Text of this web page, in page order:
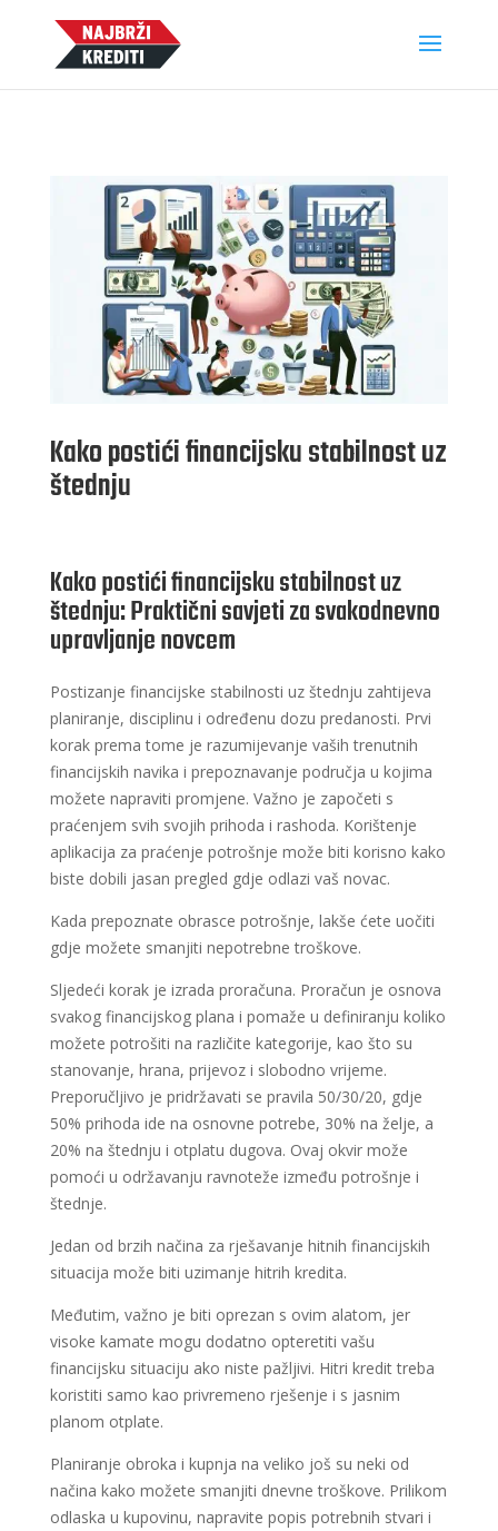
Kako postići financijsku stabilnost uz
štednju
Kako postići financijsku stabilnost uz
štednju: Praktični savjeti za svakodnevno
upravljanje novcem
Postizanje financijske stabilnosti uz štednju zahtijeva
planiranje, disciplinu i određenu dozu predanosti. Prvi
korak prema tome je razumijevanje vaših trenutnih
financijskih navika i prepoznavanje područja u kojima
možete napraviti promjene. Važno je započeti s
praćenjem svih svojih prihoda i rashoda. Korištenje
aplikacija za praćenje potrošnje može biti korisno kako
biste dobili jasan pregled gdje odlazi vaš novac.
Kada prepoznate obrasce potrošnje, lakše ćete uočiti
gdje možete smanjiti nepotrebne troškove.
Sljedeći korak je izrada proračuna. Proračun je osnova
svakog financijskog plana i pomaže u definiranju koliko
možete potrošiti na različite kategorije, kao što su
stanovanje, hrana, prijevoz i slobodno vrijeme.
Preporučljivo je pridržavati se pravila 50/30/20, gdje
50% prihoda ide na osnovne potrebe, 30% na želje, a
20% na štednju i otplatu dugova. Ovaj okvir može
pomoći u održavanju ravnoteže između potrošnje i
štednje.
Jedan od brzih načina za rješavanje hitnih financijskih
situacija može biti uzimanje hitrih kredita.
Međutim, važno je biti oprezan s ovim alatom, jer
visoke kamate mogu dodatno opteretiti vašu
financijsku situaciju ako niste pažljivi. Hitri kredit treba
koristiti samo kao privremeno rješenje i s jasnim
planom otplate.
Planiranje obroka i kupnja na veliko još su neki od
načina kako možete smanjiti dnevne troškove. Prilikom
odlaska u kupovinu, napravite popis potrebnih stvari i